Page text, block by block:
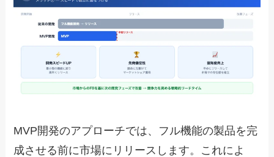
MVP開発のアプローチでは、フル機能の製品を完
成させる前に市場にリリースします。これによ